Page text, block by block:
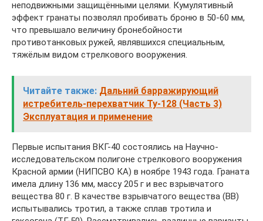
неподвижными защищёнными целями. Кумулятивный
эффект гранаты позволял пробивать броню в 50-60 мм,
что превышало величину бронебойности
противотанковых ружей, являвшихся специальным,
тяжёлым видом стрелкового вооружения.
Читайте также: Дальний барражирующий
истребитель-перехватчик Ту-128 (Часть 3)
Эксплуатация и применение
Первые испытания ВКГ-40 состоялись на Научно-
исследовательском полигоне стрелкового вооружения
Красной армии (НИПСВО КА) в ноябре 1943 года. Граната
имела длину 136 мм, массу 205 г и вес взрывчатого
вещества 80 г. В качестве взрывчатого вещества (ВВ)
испытывались тротил, а также сплав тротила и